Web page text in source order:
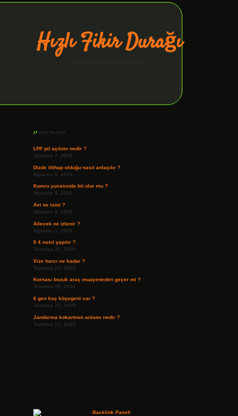
Hızlı Fikir Durağı
Son Yazılar
LFP pil açılımı nedir ?
Ağustos 7, 2026
Dizde iltihap olduğu nasıl anlaşılır ?
Ağustos 6, 2026
Kumru yuvasında bit olur mu ?
Ağustos 6, 2026
Avi ne ismi ?
Ağustos 5, 2026
Ailecek ne izlenir ?
Ağustos 3, 2026
9 4 nasıl yapılır ?
Temmuz 30, 2026
Vize harcı ne kadar ?
Temmuz 29, 2026
Kornası bozuk araç muayeneden geçer mi ?
Temmuz 25, 2026
6 gen kaç köşegeni var ?
Temmuz 24, 2026
Jandarma kokartının anlamı nedir ?
Temmuz 23, 2026